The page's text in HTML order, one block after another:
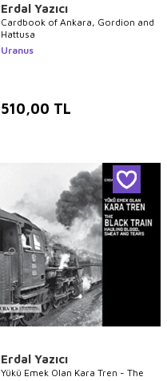
Erdal Yazıcı
Cardbook of Ankara, Gordion and
Hattusa
Uranus
510,00 TL
Erdal Yazıcı
Yükü Emek Olan Kara Tren - The